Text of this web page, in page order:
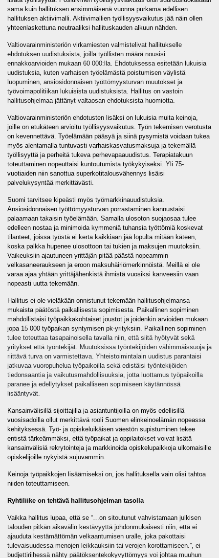
sama kuin hallituksen ensimmäisenä vuonna purkama edellisen
hallituksen aktiivimalli. Aktiivimallien työllisyysvaikutus jää näin ollen
yhteenlaskettuna neutraaliksi hallituskauden alkuun nähden.
Valtiovarainministeriön virkamiesten valmistelivat hallitukselle
ehdotuksen uudistuksista, joilla työllisten määrä nousisi
ennakkoarvioiden mukaan 60 000:lla. Ehdotuksessa esitetään lukuisia
uudistuksia, kuten varhaisen työelämästä poistumisen väylistä
luopuminen, ansiosidonnaisen työttömyysturvan muutokset ja
työvoimapolitiikan lukuisista uudistuksista. Hallitus on vastoin
hallitusohjelmaa jättänyt valtaosan ehdotuksista huomiotta.
Valtiovarainministeriön ehdotusten lisäksi on lukuisia muita keinoja,
joille on etukäteen arvioitu työllisyysvaikutus. Työn tekemisen verotusta
on kevennettävä. Työelämään pääsyä ja siinä pysymistä voidaan tukea
myös alentamalla tuntuvasti varhaiskasvatusmaksuja ja tekemällä
työllisyyttä ja perheitä tukeva perhevapaauudistus. Terapiatakuun
toteuttaminen nopeuttaisi kuntoutumista työkykyiseksi. Yli 75-
vuotiaiden niin sanottua superkotitalousvähennys lisäisi
palvelukysyntää merkittävästi.
Suomi tarvitsee kipeästi myös työmarkkinauudistuksia.
Ansiosidonnaisen työttömyysturvan porrastaminen kannustaisi
palaamaan takaisin työelämään. Samalla ulosoton suojaosaa tulee
edelleen nostaa ja minimoida kymmeniä tuhansia työttömiä koskevat
tilanteet, joissa työstä ei kerta kaikkiaan jää lopulta mitään käteen,
koska palkka hupenee ulosottoon tai tukien ja maksujen muutoksiin.
Vaikeuksiin ajautuneen yrittäjän pitää päästä nopeammin
velkasaneeraukseen ja eroon maksuhäiriömerkinnöistä. Meillä ei ole
varaa ajaa yhtään yrittäjähenkistä ihmistä vuosiksi kanveesiin vaan
nopeasti uutta tekemään.
Hallitus ei ole vieläkään onnistunut tekemään hallitusohjelmansa
mukaista päätöstä paikallisesta sopimisesta. Paikallinen sopiminen
mahdollistaisi työpaikkakohtaiset joustot ja joidenkin arvioiden mukaan
jopa 15 000 työpaikan syntymisen pk-yrityksiin. Paikallinen sopiminen
tulee toteuttaa tasapainoisella tavalla niin, että siitä hyötyvät sekä
yritykset että työntekijät. Muutoksissa työntekijöiden vähimmäissuoja ja
riittävä turva on varmistettava. Yhteistoimintalain uudistus parantaisi
jatkuvaa vuoropuhelua työpaikoilla sekä edistäisi työntekijöiden
tiedonsaantia ja vaikutusmahdollisuuksia, jotta luottamus työpaikoilla
paranee ja edellytykset paikalliseen sopimiseen käytännössä
lisääntyvät.
Kansainvälisillä sijoittajilla ja asiantuntijoilla on myös edellisillä
vuosisadoilla ollut merkittävä rooli Suomen elinkeinoelämän nopeassa
kehityksessä. Työ- ja opiskeluikäisen väestön supistuminen tekee
entistä tärkeämmäksi, että työpaikat ja oppilaitokset voivat lisätä
kansainvälisiä rekrytointeja ja markkinoida opiskelupaikkoja ulkomaisille
opiskelijoille nykyistä sujuvammin.
Keinoja työpaikkojen lisäämiseksi on, jos hallituksella vain olisi tahtoa
niiden toteuttamiseen.
Ryhtiliike on tehtävä hallitusohjelman tasolla
Vaikka hallitus lupaa, että se “…on sitoutunut vahvistamaan julkisen
talouden pitkän aikavälin kestävyyttä johdonmukaisesti niin, että ei
ajauduta kestämättömän velkaantumisen uralle, joka pakottaisi
tulevaisuudessa menojen leikkauksiin tai verojen korottamiseen.”, ei
budjettiriihessä nähty päätöksentekokyvyttömyys voi johtaa muuhun